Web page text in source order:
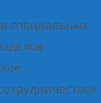
специальных